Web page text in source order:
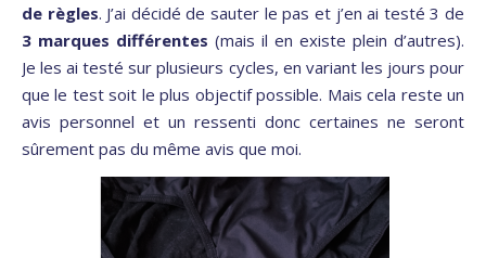
de règles. J’ai décidé de sauter le pas et j’en ai testé 3 de
3 marques différentes (mais il en existe plein d’autres).
Je les ai testé sur plusieurs cycles, en variant les jours pour
que le test soit le plus objectif possible. Mais cela reste un
avis personnel et un ressenti donc certaines ne seront
sûrement pas du même avis que moi.